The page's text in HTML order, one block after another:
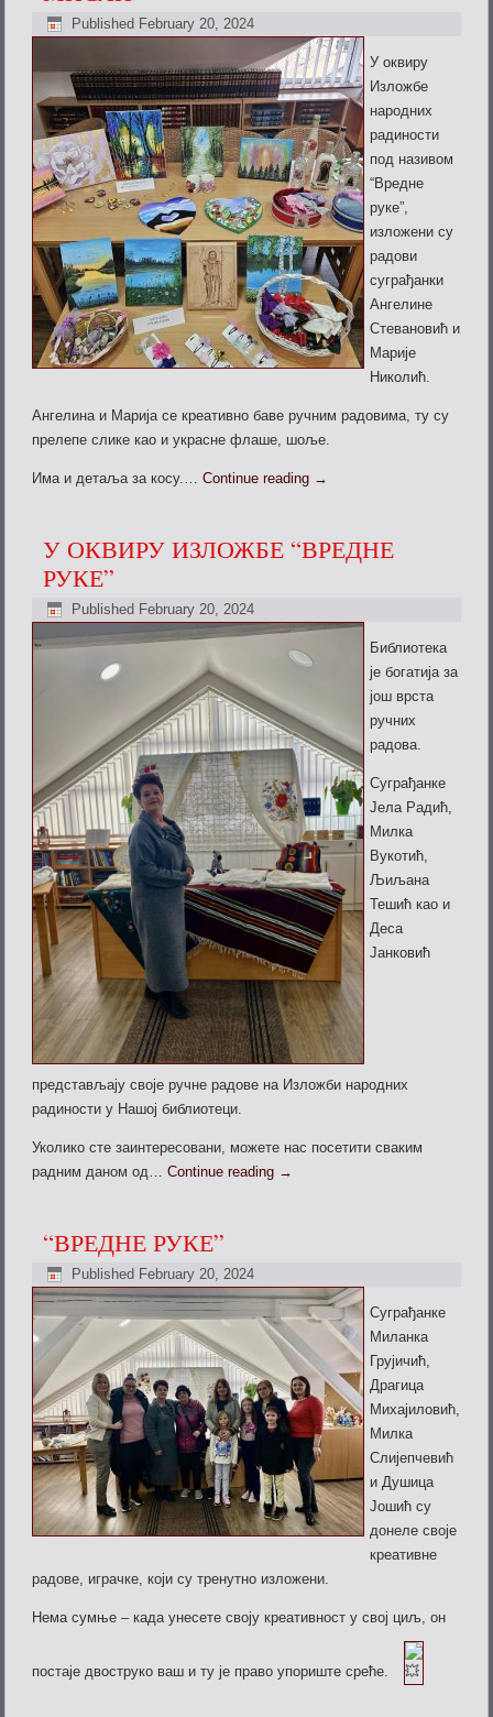
Published February 20, 2024
У оквиру
Изложбе
народних
радиности
под називом
“Вредне
руке”,
изложени су
радови
суграђанки
Ангелине
Стевановић и
Марије
Николић.
Ангелина и Марија се креативно баве ручним радовима, ту су
прелепе слике као и украсне флаше, шоље.
Има и детаља за косу.…Continue reading →
У ОКВИРУ ИЗЛОЖБЕ “ВРЕДНЕ
РУКЕ”
Published February 20, 2024
Библиотека
је богатија за
још врста
ручних
радова.
Суграђанке
Јела Радић,
Милка
Вукотић,
Љиљана
Тешић као и
Деса
Јанковић
представљају своје ручне радове на Изложби народних
радиности у Нашој библиотеци.
Уколико сте заинтересовани, можете нас посетити сваким
радним даном од…Continue reading →
“ВРЕДНЕ РУКЕ”
Published February 20, 2024
Суграђанке
Миланка
Грујичић,
Драгица
Михајиловић,
Милка
Слијепчевић
и Душица
Јошић су
донеле своје
креативне
радове, играчке, који су тренутно изложени.
Нема сумње – када унесете своју креативност у свој циљ, он
постаје двоструко ваш и ту је право упориште среће.